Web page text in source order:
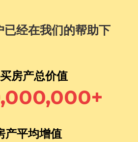
已经在我们的帮助下
房产总价值
产平均增值